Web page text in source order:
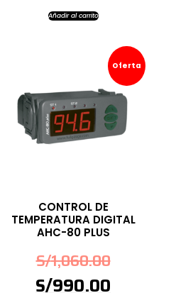
Añadir al carrito
Oferta
CONTROL DE
TEMPERATURA DIGITAL
AHC-80 PLUS
S/1,060.00
S/990.00